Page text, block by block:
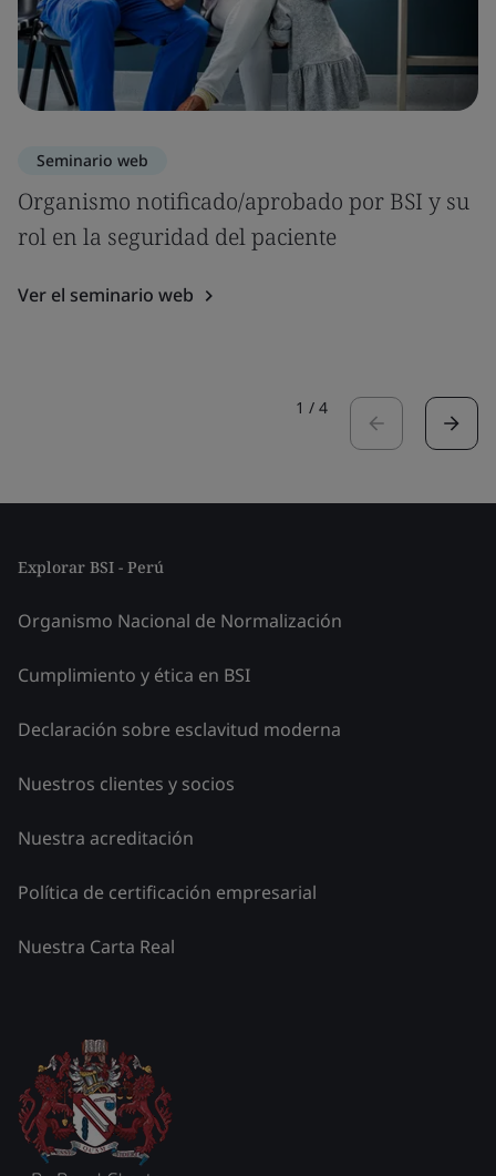
Seminario web
Organismo notificado/aprobado por BSI y su
rol en la seguridad del paciente
Ver el seminario web
1 / 4
Explorar BSI - Perú
Organismo Nacional de Normalización
Cumplimiento y ética en BSI
Declaración sobre esclavitud moderna
Nuestros clientes y socios
Nuestra acreditación
Política de certificación empresarial
Nuestra Carta Real